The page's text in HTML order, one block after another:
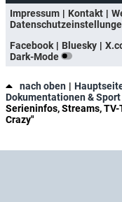
Impressum
Kontakt
Facebook
Bluesky
Dark-Mode
nach oben
Dokumentationen & Sport
Serieninfos, Streams, TV-
Crazy"